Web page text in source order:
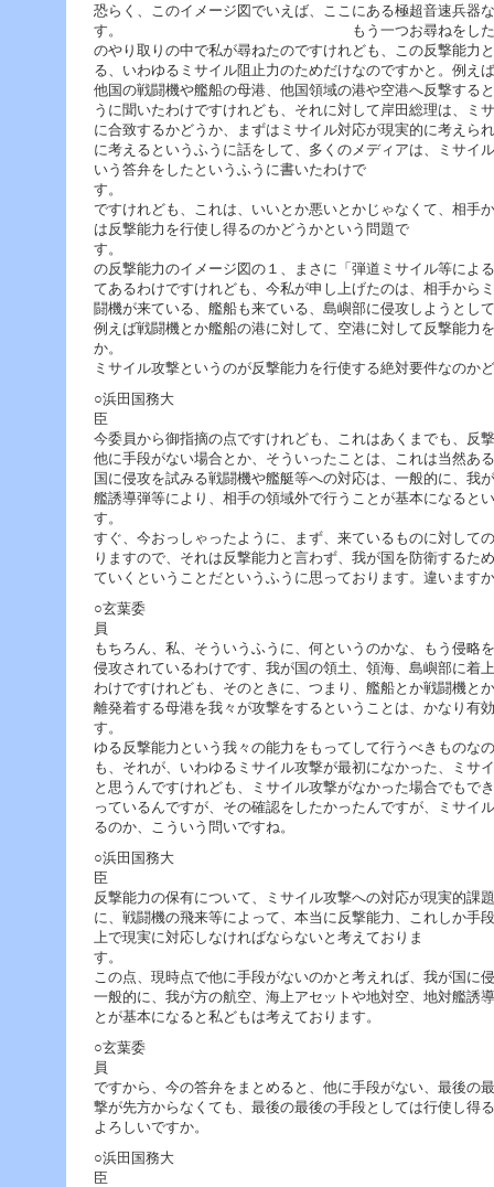
恐らく、このイメージ図でいえば、ここにある極超音速兵器
す。 もう一つお尋ねをしたいのは、岸
のやり取りの中で私が尋ねたのですけれども、この反撃能力
る、いわゆるミサイル阻止力のためだけなのですかと。例え
他国の戦闘機や艦船の母港、他国領域の港や空港へ反撃する
うに聞いたわけですけれども、それに対して岸田総理は、ミ
に合致するかどうか、まずはミサイル対応が現実的に考えら
に考えるというふうに話をして、多くのメディアは、ミサイ
いう答弁をしたというふうに書いたわけで
す。 それで確認
ですけれども、これは、いいとか悪いとかじゃなくて、相手
は反撃能力を行使し得るのかどうかという問題で
す。 つま
の反撃能力のイメージ図の１、まさに「弾道ミサイル等によ
てあるわけですけれども、今私が申し上げたのは、相手から
闘機が来ている、艦船も来ている、島嶼部に侵攻しようとし
例えば戦闘機とか艦船の港に対して、空港に対して反撃能力
か。 つまり、
ミサイル攻撃というのが反撃能力を行使する絶対要件なのか
○浜田国務大
今委員から御指摘の点ですけれども、これはあくまでも、反
他に手段がない場合とか、そういったことは、これは当然あ
国に侵攻を試みる戦闘機や艦艇等への対応は、一般的に、我
艦誘導弾等により、相手の領域外で行うことが基本になると
す。 です
すぐ、今おっしゃったように、まず、来ているものに対して
りますので、それは反撃能力と言わず、我が国を防衛するた
ていくということだというふうに思っております。違います
○玄葉委
もちろん、私、そういうふうに、何というのかな、もう侵略
侵攻されているわけです、我が国の領土、領海、島嶼部に着
わけですけれども、そのときに、つまり、艦船とか戦闘機と
離発着する母港を我々が攻撃をするということは、かなり有
す。 それ
ゆる反撃能力という我々の能力をもってして行うべきものな
も、それが、いわゆるミサイル攻撃が最初になかった、ミサ
と思うんですけれども、ミサイル攻撃がなかった場合でもで
っているんですが、その確認をしたかったんですが、ミサイ
るのか、こういう問いですね。
○浜田国務大
反撃能力の保有について、ミサイル攻撃への対応が現実的課
に、戦闘機の飛来等によって、本当に反撃能力、これしか手
上で現実に対応しなければならないと考えておりま
この点、現時点で他に手段がないのかと考えれば、我が国に
一般的に、我が方の航空、海上アセットや地対空、地対艦誘
とが基本になると私どもは考えております。
○玄葉委
ですから、今の答弁をまとめると、他に手段がない、最後の
撃が先方からなくても、最後の最後の手段としては行使し得
よろしいですか。
○浜田国務大